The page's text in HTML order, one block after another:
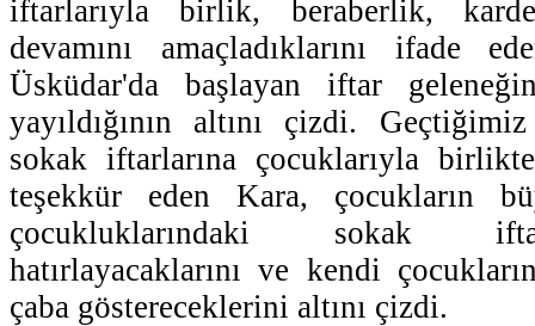
iftarlarıyla birlik, beraberlik,
devamını amaçladıklarını ifade
Üsküdar'da başlayan iftar
yayıldığının altını çizdi.
sokak iftarlarına çocuklarıyla
teşekkür eden Kara, çocukların
çocukluklarındaki sokak
hatırlayacaklarını ve kendi
çaba göstereceklerini altını çizdi.